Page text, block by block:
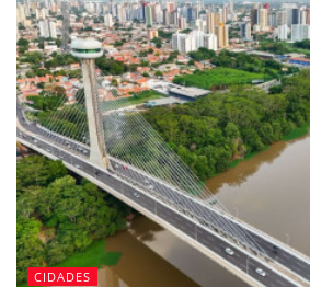
CIDADES